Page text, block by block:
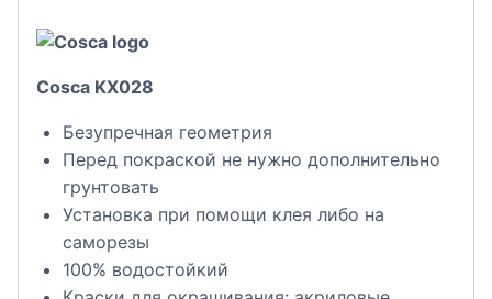
Cosca KX028
Безупречная геометрия
Перед покраской не нужно дополнительно
грунтовать
Установка при помощи клея либо на
саморезы
100% водостойкий